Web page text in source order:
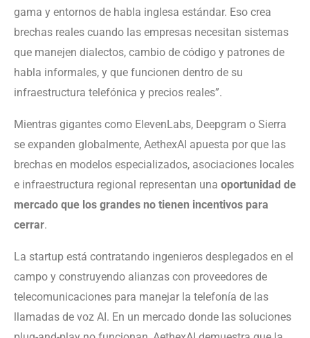
gama y entornos de habla inglesa estándar. Eso crea
brechas reales cuando las empresas necesitan sistemas
que manejen dialectos, cambio de código y patrones de
habla informales, y que funcionen dentro de su
infraestructura telefónica y precios reales”.
Mientras gigantes como ElevenLabs, Deepgram o Sierra
se expanden globalmente, AethexAI apuesta por que las
brechas en modelos especializados, asociaciones locales
e infraestructura regional representan una oportunidad de
mercado que los grandes no tienen incentivos para
cerrar.
La startup está contratando ingenieros desplegados en el
campo y construyendo alianzas con proveedores de
telecomunicaciones para manejar la telefonía de las
llamadas de voz AI. En un mercado donde las soluciones